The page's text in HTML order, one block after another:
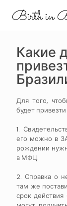
Какие
Для того,
будет
1.
его можно в
рождении
в МФЦ.
2. Справка о
там же
срок